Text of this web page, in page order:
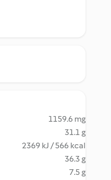
1159.6 mg
31.1 g
2369 kJ / 566 kcal
36.3 g
7.5 g